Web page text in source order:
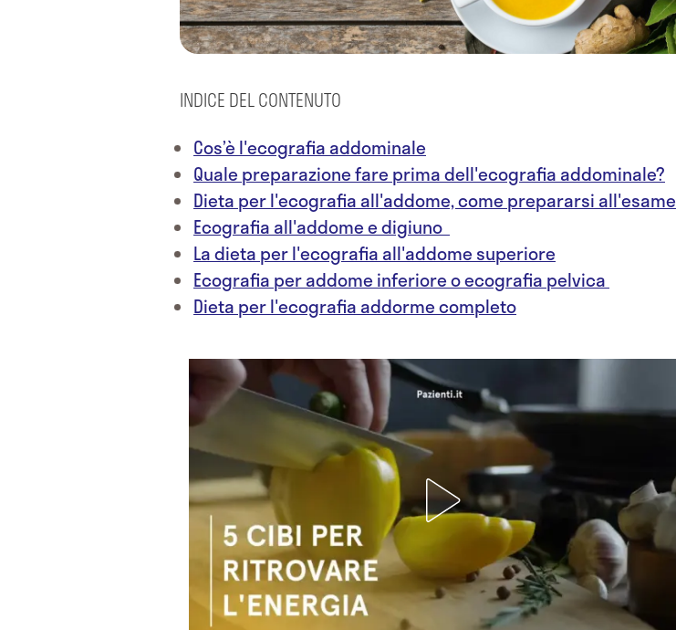
INDICE DEL CONTENUTO
Cos’è l'ecografia addominale
Quale preparazione fare prima dell'ecografia addominale?
Dieta per l'ecografia all'addome, come prepararsi all'esame
Ecografia all'addome e digiuno
La dieta per l'ecografia all'addome superiore
Ecografia per addome inferiore o ecografia pelvica
Dieta per l'ecografia addorme completo